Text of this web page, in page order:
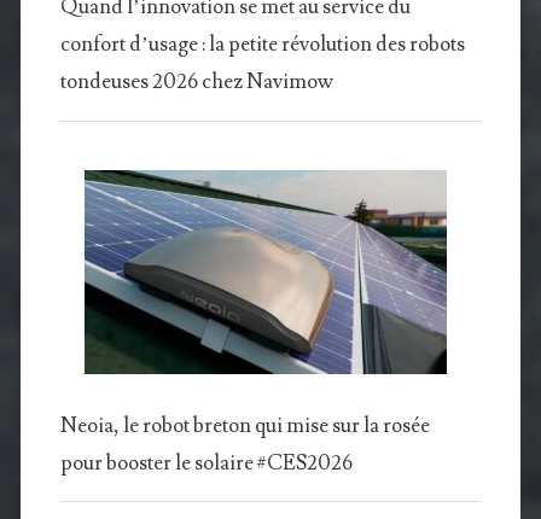
Quand l’innovation se met au service du
confort d’usage : la petite révolution des robots
tondeuses 2026 chez Navimow
Neoia, le robot breton qui mise sur la rosée
pour booster le solaire #CES2026